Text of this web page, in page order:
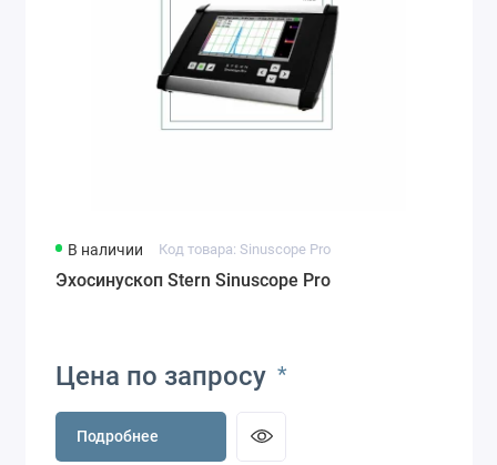
В наличии Код товара: Sinuscope Pro
Эхосинускоп Stern Sinuscope Pro
Цена по запросу *
Подробнее